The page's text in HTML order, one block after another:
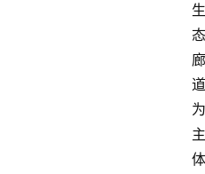
生
态
廊
道
为
主
体